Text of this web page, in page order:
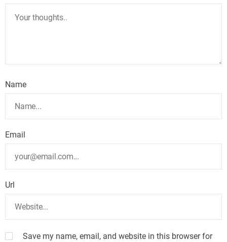
Name
Email
Url
Save my name, email, and website in this browser for